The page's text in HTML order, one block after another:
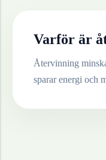
Varför är
Återvinning
sparar energi och